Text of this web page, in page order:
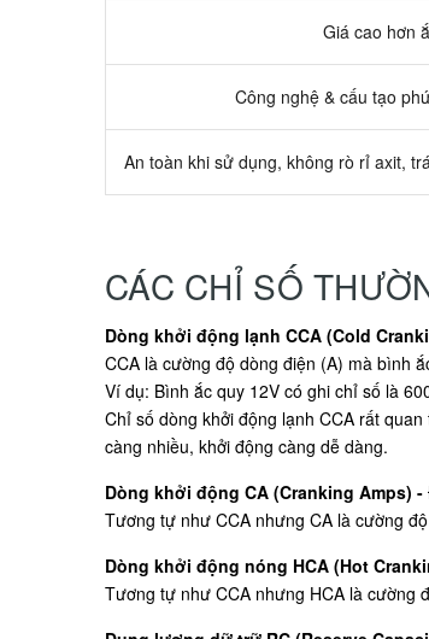
Giá cao hơn
Công nghệ & cấu tạo
An toàn khi sử dụng, không rò rỉ axit,
CÁC CHỈ SỐ
Dòng khởi động lạnh CCA (Cold
CCA là cường độ dòng điện (A) mà bình
Ví dụ: Bình ắc quy 12V có ghi chỉ số là
Chỉ số dòng khởi động lạnh CCA rất
càng nhiều, khởi động càng dễ dàng.
Dòng khởi động CA (Cranking Amps)
Tương tự như CCA nhưng CA là cường
Dòng khởi động nóng HCA (Hot
Tương tự như CCA nhưng HCA là cường